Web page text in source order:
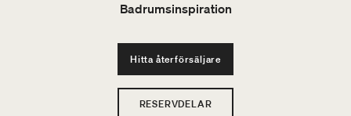
Badrumsinspiration
Hitta återförsäljare
RESERVDELAR